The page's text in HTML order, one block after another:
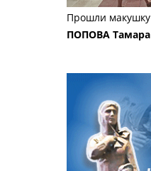
Прошли макушку
ПОПОВА Тамара